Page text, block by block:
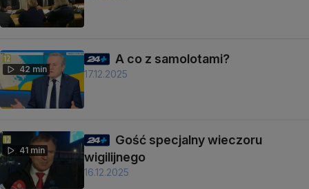
42 min
A co z samolotami?
17.12.2025
41 min
Gość specjalny wieczoru
wigilijnego
16.12.2025